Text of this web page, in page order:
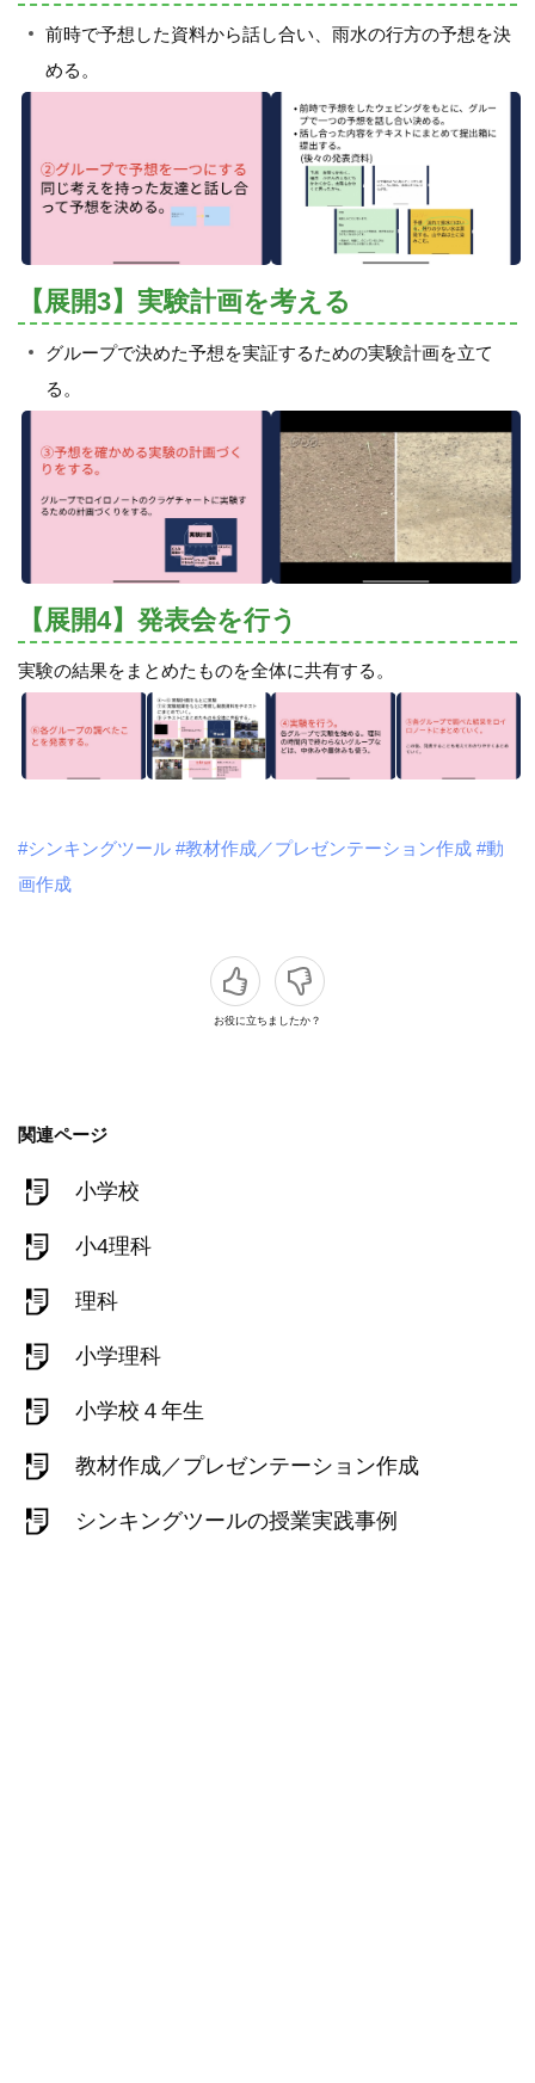
前時で予想した資料から話し合い、雨水の行方の予想を決
める。
【展開3】実験計画を考える
グループで決めた予想を実証するための実験計画を立て
る。
【展開4】発表会を行う
実験の結果をまとめたものを全体に共有する。
#シンキングツール #教材作成／プレゼンテーション作成 #動
画作成
お役に立ちましたか？
関連ページ
小学校
小4理科
理科
小学理科
小学校４年生
教材作成／プレゼンテーション作成
シンキングツールの授業実践事例